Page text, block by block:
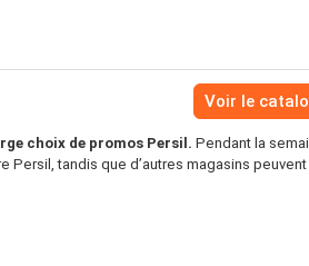
Voir le
choix de promos Persil. Pendant la
Persil, tandis que d’autres magasins peuvent